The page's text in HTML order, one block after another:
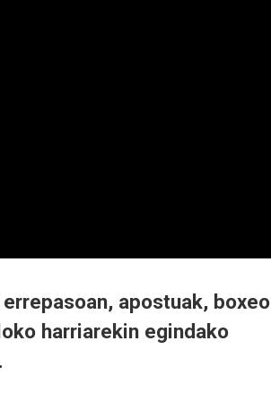
apostuak, boxeo
harriarekin egindako